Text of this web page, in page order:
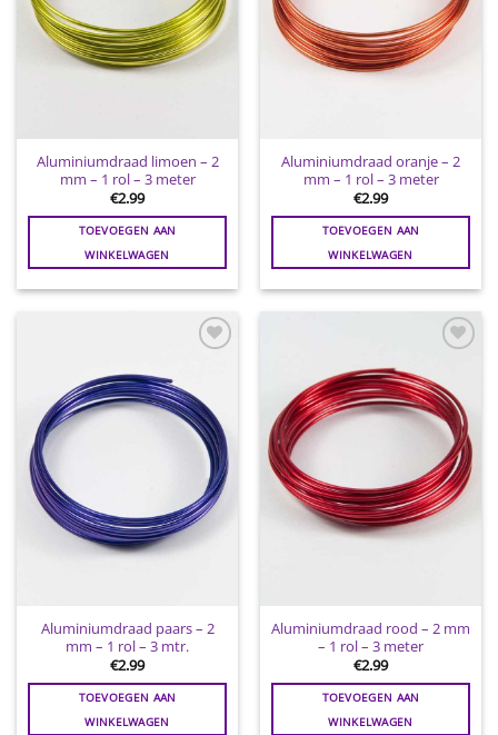
Aluminiumdraad limoen – 2
mm – 1 rol – 3 meter
€2.99
TOEVOEGEN AAN
WINKELWAGEN
Aluminiumdraad oranje – 2
mm – 1 rol – 3 meter
€2.99
TOEVOEGEN AAN
WINKELWAGEN
wenslijst
Aluminiumdraad paars – 2
mm – 1 rol – 3 mtr.
€2.99
TOEVOEGEN AAN
WINKELWAGEN
aan
wenslijst
Aluminiumdraad rood – 2 mm
– 1 rol – 3 meter
€2.99
TOEVOEGEN AAN
WINKELWAGEN